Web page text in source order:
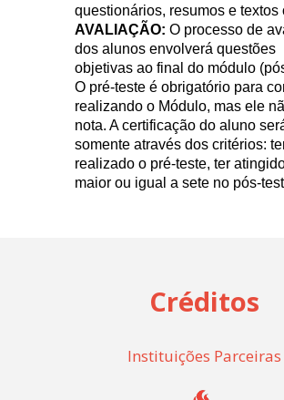
questionários, resumos e textos
AVALIAÇÃO: O processo de
dos alunos envolverá questões
objetivas ao final do módulo
O pré-teste é obrigatório para
realizando o Módulo, mas ele
nota. A certificação do aluno
somente através dos critérios:
realizado o pré-teste, ter
maior ou igual a sete no pós-
Créditos
Instituições Parceiras